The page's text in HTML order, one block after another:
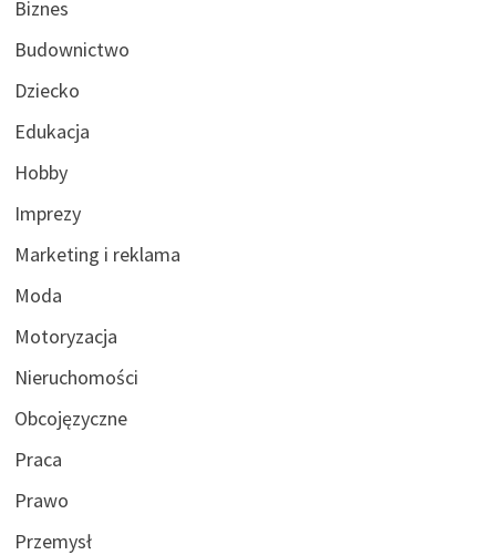
Biznes
Budownictwo
Dziecko
Edukacja
Hobby
Imprezy
Marketing i reklama
Moda
Motoryzacja
Nieruchomości
Obcojęzyczne
Praca
Prawo
Przemysł